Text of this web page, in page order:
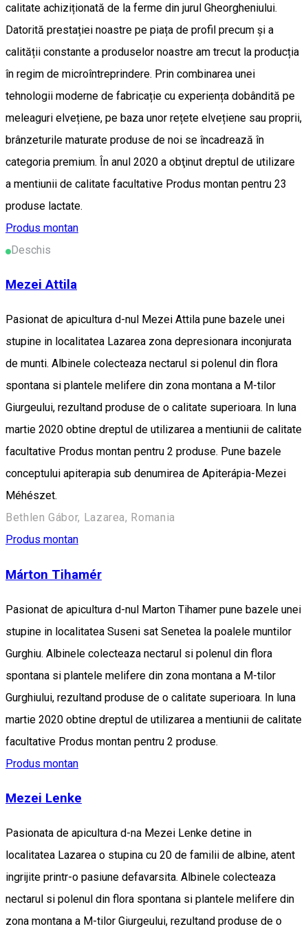
calitate achiziționată de la ferme din jurul Gheorgheniului.
Datorită prestației noastre pe piața de profil precum și a
calității constante a produselor noastre am trecut la producția
în regim de microîntreprindere. Prin combinarea unei
tehnologii moderne de fabricație cu experiența dobândită pe
meleaguri elvețiene, pe baza unor rețete elvețiene sau proprii,
brânzeturile maturate produse de noi se încadrează în
categoria premium. În anul 2020 a obţinut dreptul de utilizare
a mentiunii de calitate facultative Produs montan pentru 23
produse lactate.
Produs montan
Deschis
Mezei Attila
Pasionat de apicultura d-nul Mezei Attila pune bazele unei
stupine in localitatea Lazarea zona depresionara inconjurata
de munti. Albinele colecteaza nectarul si polenul din flora
spontana si plantele melifere din zona montana a M-tilor
Giurgeului, rezultand produse de o calitate superioara. In luna
martie 2020 obtine dreptul de utilizarea a mentiunii de calitate
facultative Produs montan pentru 2 produse. Pune bazele
conceptului apiterapia sub denumirea de Apiterápia-Mezei
Méhészet.
Bethlen Gábor, Lazarea, Romania
Produs montan
Márton Tihamér
Pasionat de apicultura d-nul Marton Tihamer pune bazele unei
stupine in localitatea Suseni sat Senetea la poalele muntilor
Gurghiu. Albinele colecteaza nectarul si polenul din flora
spontana si plantele melifere din zona montana a M-tilor
Gurghiului, rezultand produse de o calitate superioara. In luna
martie 2020 obtine dreptul de utilizarea a mentiunii de calitate
facultative Produs montan pentru 2 produse.
Produs montan
Mezei Lenke
Pasionata de apicultura d-na Mezei Lenke detine in
localitatea Lazarea o stupina cu 20 de familii de albine, atent
ingrijite printr-o pasiune defavarsita. Albinele colecteaza
nectarul si polenul din flora spontana si plantele melifere din
zona montana a M-tilor Giurgeului, rezultand produse de o